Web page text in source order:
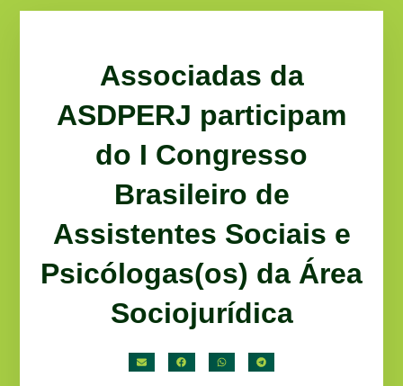
Associadas da
ASDPERJ participam
do I Congresso
Brasileiro de
Assistentes Sociais e
Psicólogas(os) da Área
Sociojurídica